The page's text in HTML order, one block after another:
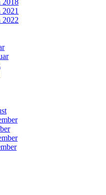
2018
2021
2022